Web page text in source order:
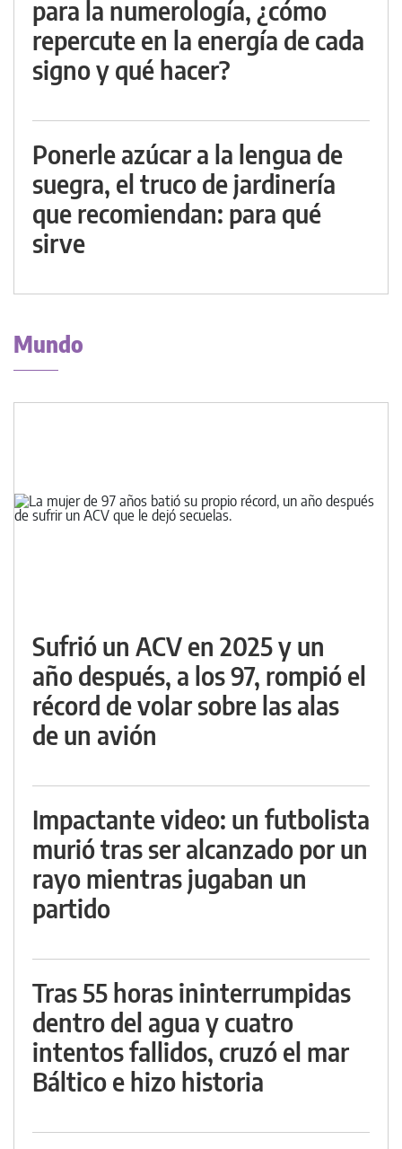
para la numerología, ¿cómo
repercute en la energía de cada
signo y qué hacer?
Ponerle azúcar a la lengua de
suegra, el truco de jardinería
que recomiendan: para qué
sirve
Mundo
Sufrió un ACV en 2025 y un
año después, a los 97, rompió el
récord de volar sobre las alas
de un avión
Impactante video: un futbolista
murió tras ser alcanzado por un
rayo mientras jugaban un
partido
Tras 55 horas ininterrumpidas
dentro del agua y cuatro
intentos fallidos, cruzó el mar
Báltico e hizo historia